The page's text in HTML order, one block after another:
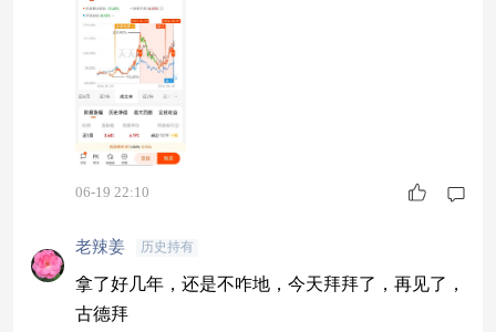
06-19 22:10
老辣姜 历史持有
拿了好几年，还是不咋地，今天拜拜了，再见了，
古德拜